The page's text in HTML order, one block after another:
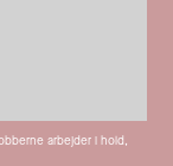
arbejder i hold,